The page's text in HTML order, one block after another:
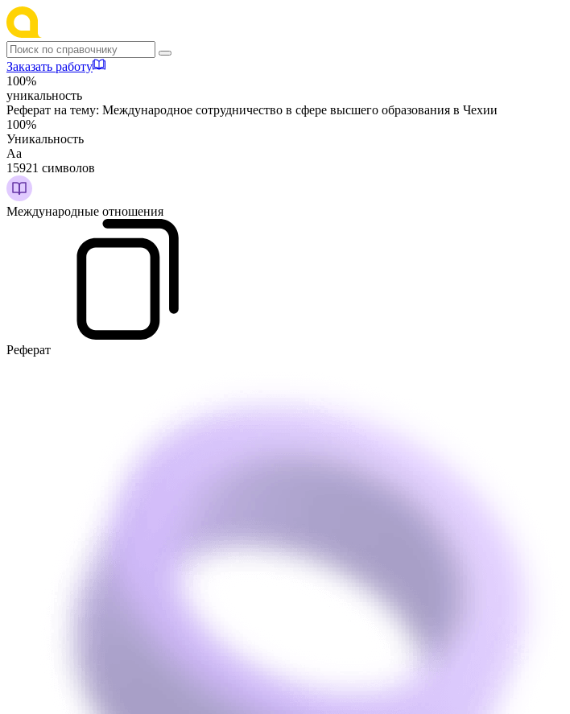
Заказать работу
100%
уникальность
Реферат на тему: Международное сотрудничество в сфере высшего образования в Чехии
100%
Уникальность
Аа
15921 символов
Международные отношения
Реферат